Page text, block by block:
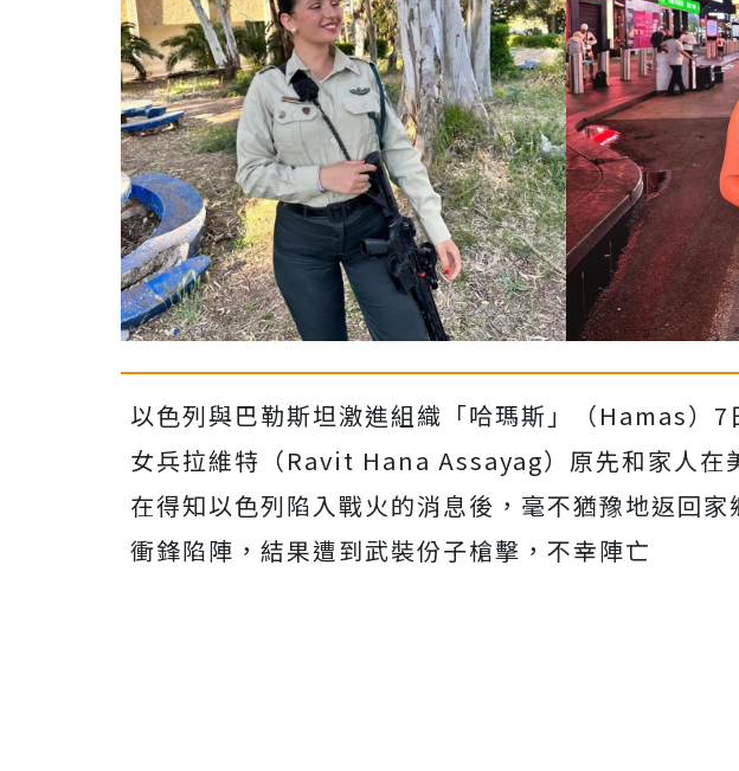
以色列與巴勒斯坦激進組織「哈瑪斯」（Hamas）7
女兵拉維特（Ravit Hana Assayag）原先和家人在
在得知以色列陷入戰火的消息後，毫不猶豫地返回
衝鋒陷陣，結果遭到武裝份子槍擊，不幸陣亡